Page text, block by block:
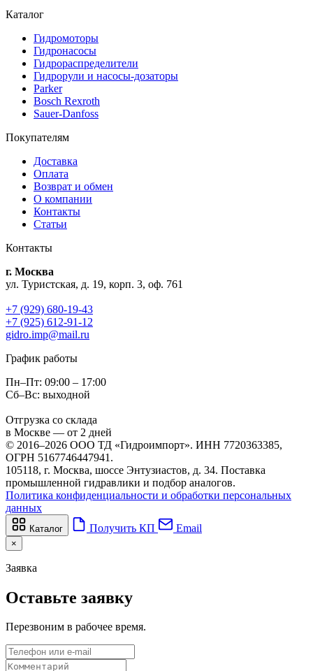
Каталог
Гидромоторы
Гидронасосы
Гидрораспределители
Гидрорули и насосы-дозаторы
Parker
Bosch Rexroth
Sauer-Danfoss
Покупателям
Доставка
Оплата
Возврат и обмен
О компании
Контакты
Статьи
Контакты
г. Москва
ул. Туристская, д. 19, корп. 3, оф. 761
+7 (929) 680-19-43
+7 (925) 612-91-12
gidro.imp@mail.ru
График работы
Пн–Пт: 09:00 – 17:00
Сб–Вс: выходной
Отгрузка со склада
в Москве — от 2 дней
© 2016–2026 ООО ТД «Гидроимпорт». ИНН 7720363385,
ОГРН 5167746447941.
105118, г. Москва, шоссе Энтузиастов, д. 34. Поставка
промышленной гидравлики и подбор аналогов.
Политика конфиденциальности и обработки персональных
данных
Каталог Получить КП Email
×
Заявка
Оставьте заявку
Перезвоним в рабочее время.